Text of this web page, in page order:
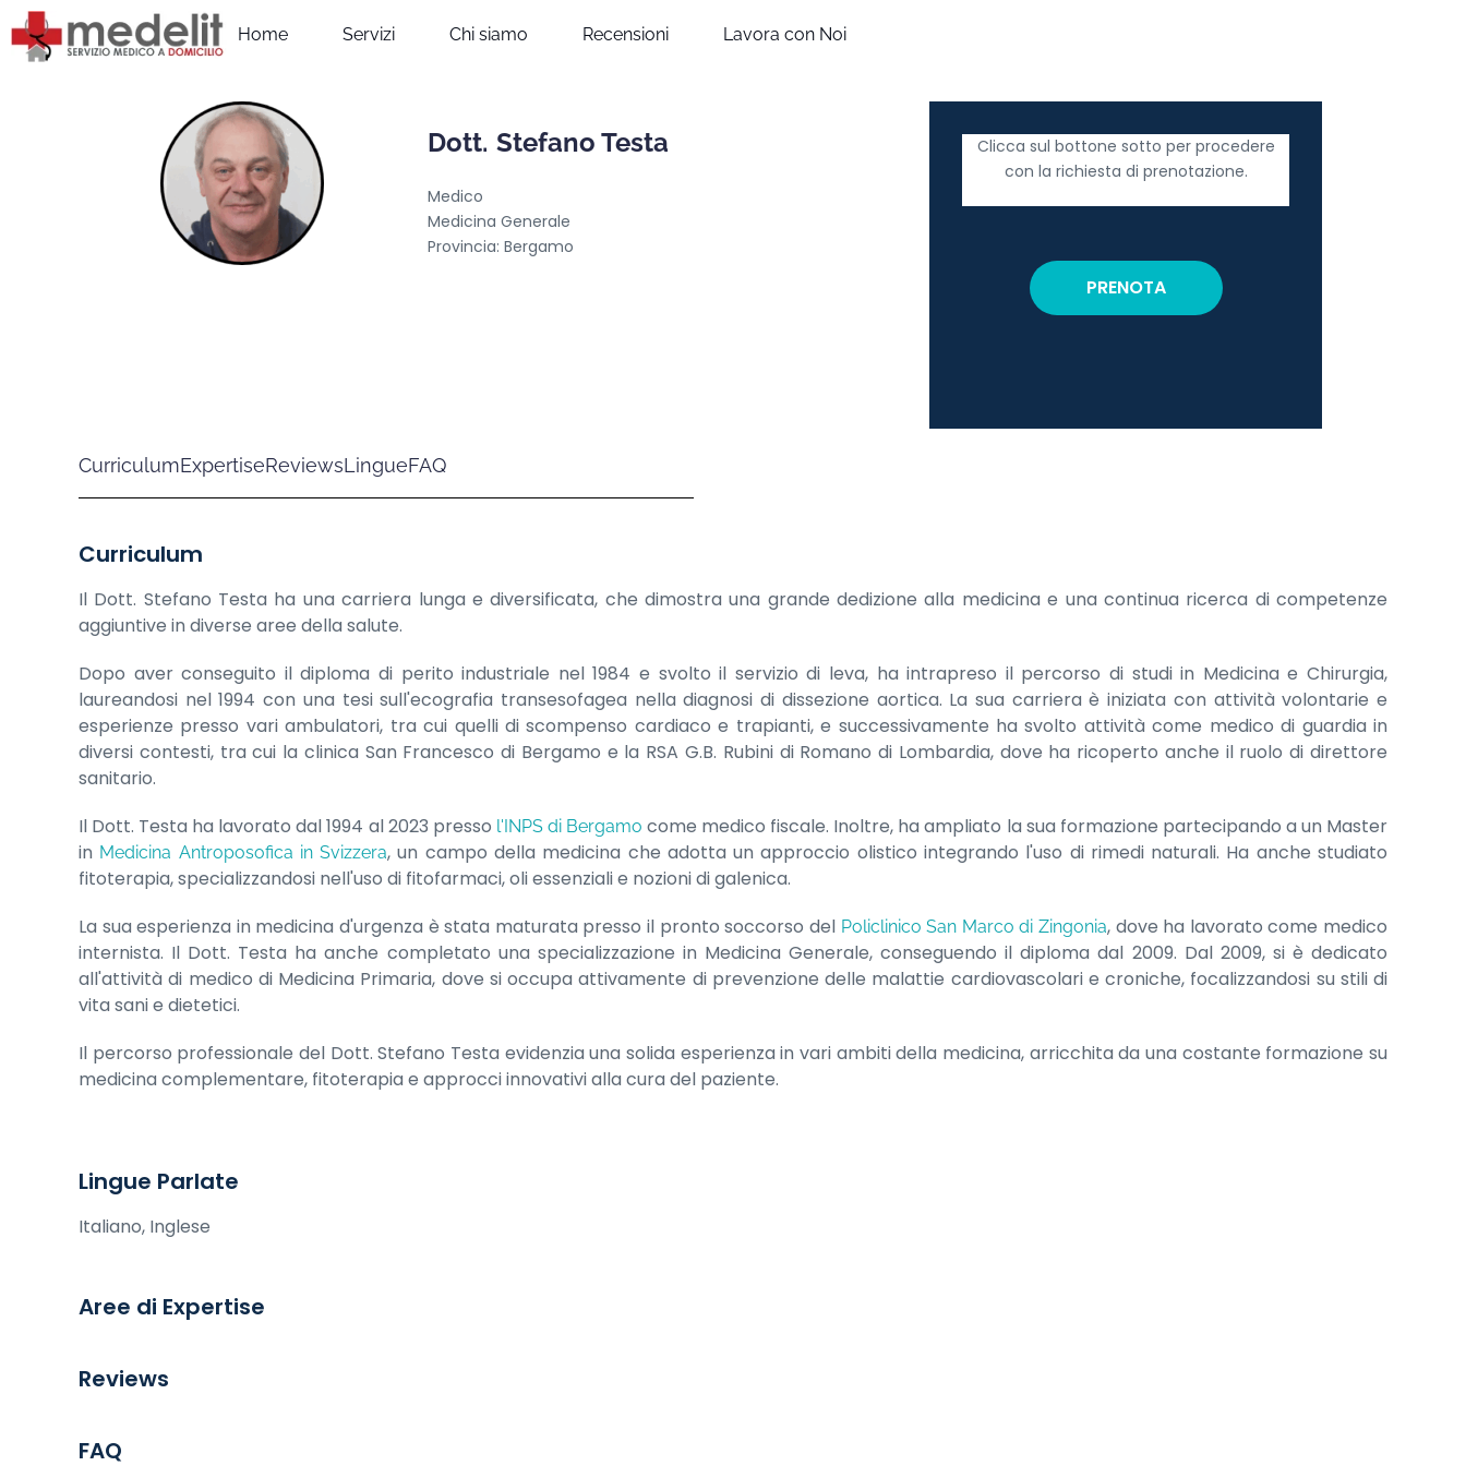
Home Servizi Chi siamo Recensioni Lavora con Noi
Dott. Stefano Testa
Medico
Medicina Generale
Provincia: Bergamo
Clicca sul bottone sotto per procedere
con la richiesta di prenotazione.
PRENOTA
CurriculumExpertiseReviewsLingueFAQ
Curriculum
Il Dott. Stefano Testa ha una carriera lunga e diversificata, che dimostra una grande dedizione alla medicina e una continua ricerca di competenze
aggiuntive in diverse aree della salute.
Dopo aver conseguito il diploma di perito industriale nel 1984 e svolto il servizio di leva, ha intrapreso il percorso di studi in Medicina e Chirurgia,
laureandosi nel 1994 con una tesi sull'ecografia transesofagea nella diagnosi di dissezione aortica. La sua carriera è iniziata con attività volontarie e
esperienze presso vari ambulatori, tra cui quelli di scompenso cardiaco e trapianti, e successivamente ha svolto attività come medico di guardia in
diversi contesti, tra cui la clinica San Francesco di Bergamo e la RSA G.B. Rubini di Romano di Lombardia, dove ha ricoperto anche il ruolo di direttore
sanitario.
Il Dott. Testa ha lavorato dal 1994 al 2023 presso l'INPS di Bergamo come medico fiscale. Inoltre, ha ampliato la sua formazione partecipando a un Master
in Medicina Antroposofica in Svizzera, un campo della medicina che adotta un approccio olistico integrando l'uso di rimedi naturali. Ha anche studiato
fitoterapia, specializzandosi nell'uso di fitofarmaci, oli essenziali e nozioni di galenica.
La sua esperienza in medicina d'urgenza è stata maturata presso il pronto soccorso del Policlinico San Marco di Zingonia, dove ha lavorato come medico
internista. Il Dott. Testa ha anche completato una specializzazione in Medicina Generale, conseguendo il diploma dal 2009. Dal 2009, si è dedicato
all'attività di medico di Medicina Primaria, dove si occupa attivamente di prevenzione delle malattie cardiovascolari e croniche, focalizzandosi su stili di
vita sani e dietetici.
Il percorso professionale del Dott. Stefano Testa evidenzia una solida esperienza in vari ambiti della medicina, arricchita da una costante formazione su
medicina complementare, fitoterapia e approcci innovativi alla cura del paziente.
Lingue Parlate
Italiano, Inglese
Aree di Expertise
Reviews
FAQ